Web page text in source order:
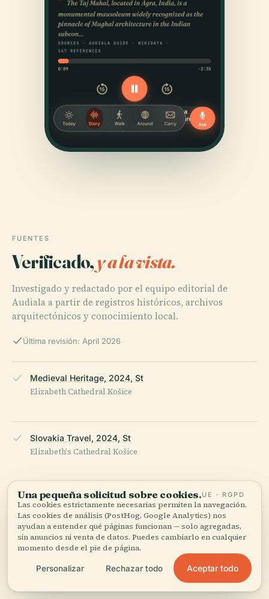
FUENTES
Verificado,y a la vista.
Investigado y redactado por el equipo editorial de
Audiala a partir de registros históricos, archivos
arquitectónicos y conocimiento local.
Última revisión: April 2026
Medieval Heritage, 2024, St
Elizabeth Cathedral Košice
Slovakia Travel, 2024, St
Elizabeth's Cathedral Košice
Official Košice Tourism Website, 2024, Cathedral of St
Elizabeth
Elizabeth's Cathedral
Una pequeña solicitud sobre cookies.UE · RGPD
Las cookies estrictamente necesarias permiten la navegación.
Las cookies de análisis (PostHog, Google Analytics) nos
ayudan a entender qué páginas funcionan — solo agregadas,
sin anuncios ni venta de datos. Puedes cambiarlo en cualquier
momento desde el pie de página.
Personalizar Rechazar todo Aceptar todo